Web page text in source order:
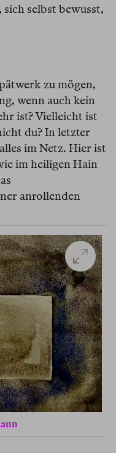
sich selbst bewusst,
zu mögen,
wenn auch kein
ist? Vielleicht ist
du? In letzter
im Netz. Hier ist
im heiligen Hain
anrollenden